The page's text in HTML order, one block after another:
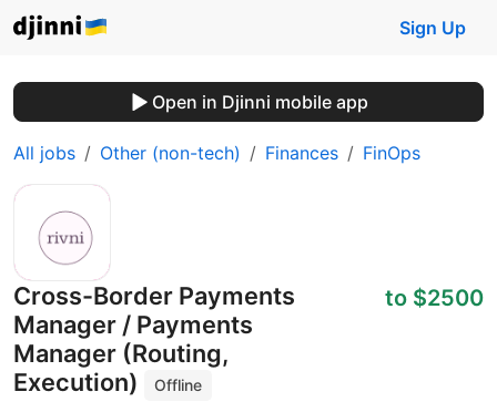
Sign Up
Open in Djinni mobile app
All jobs Other (non-tech) Finances FinOps
Cross-Border Payments
Manager / Payments
Manager (Routing,
Execution)
Offline
to $2500